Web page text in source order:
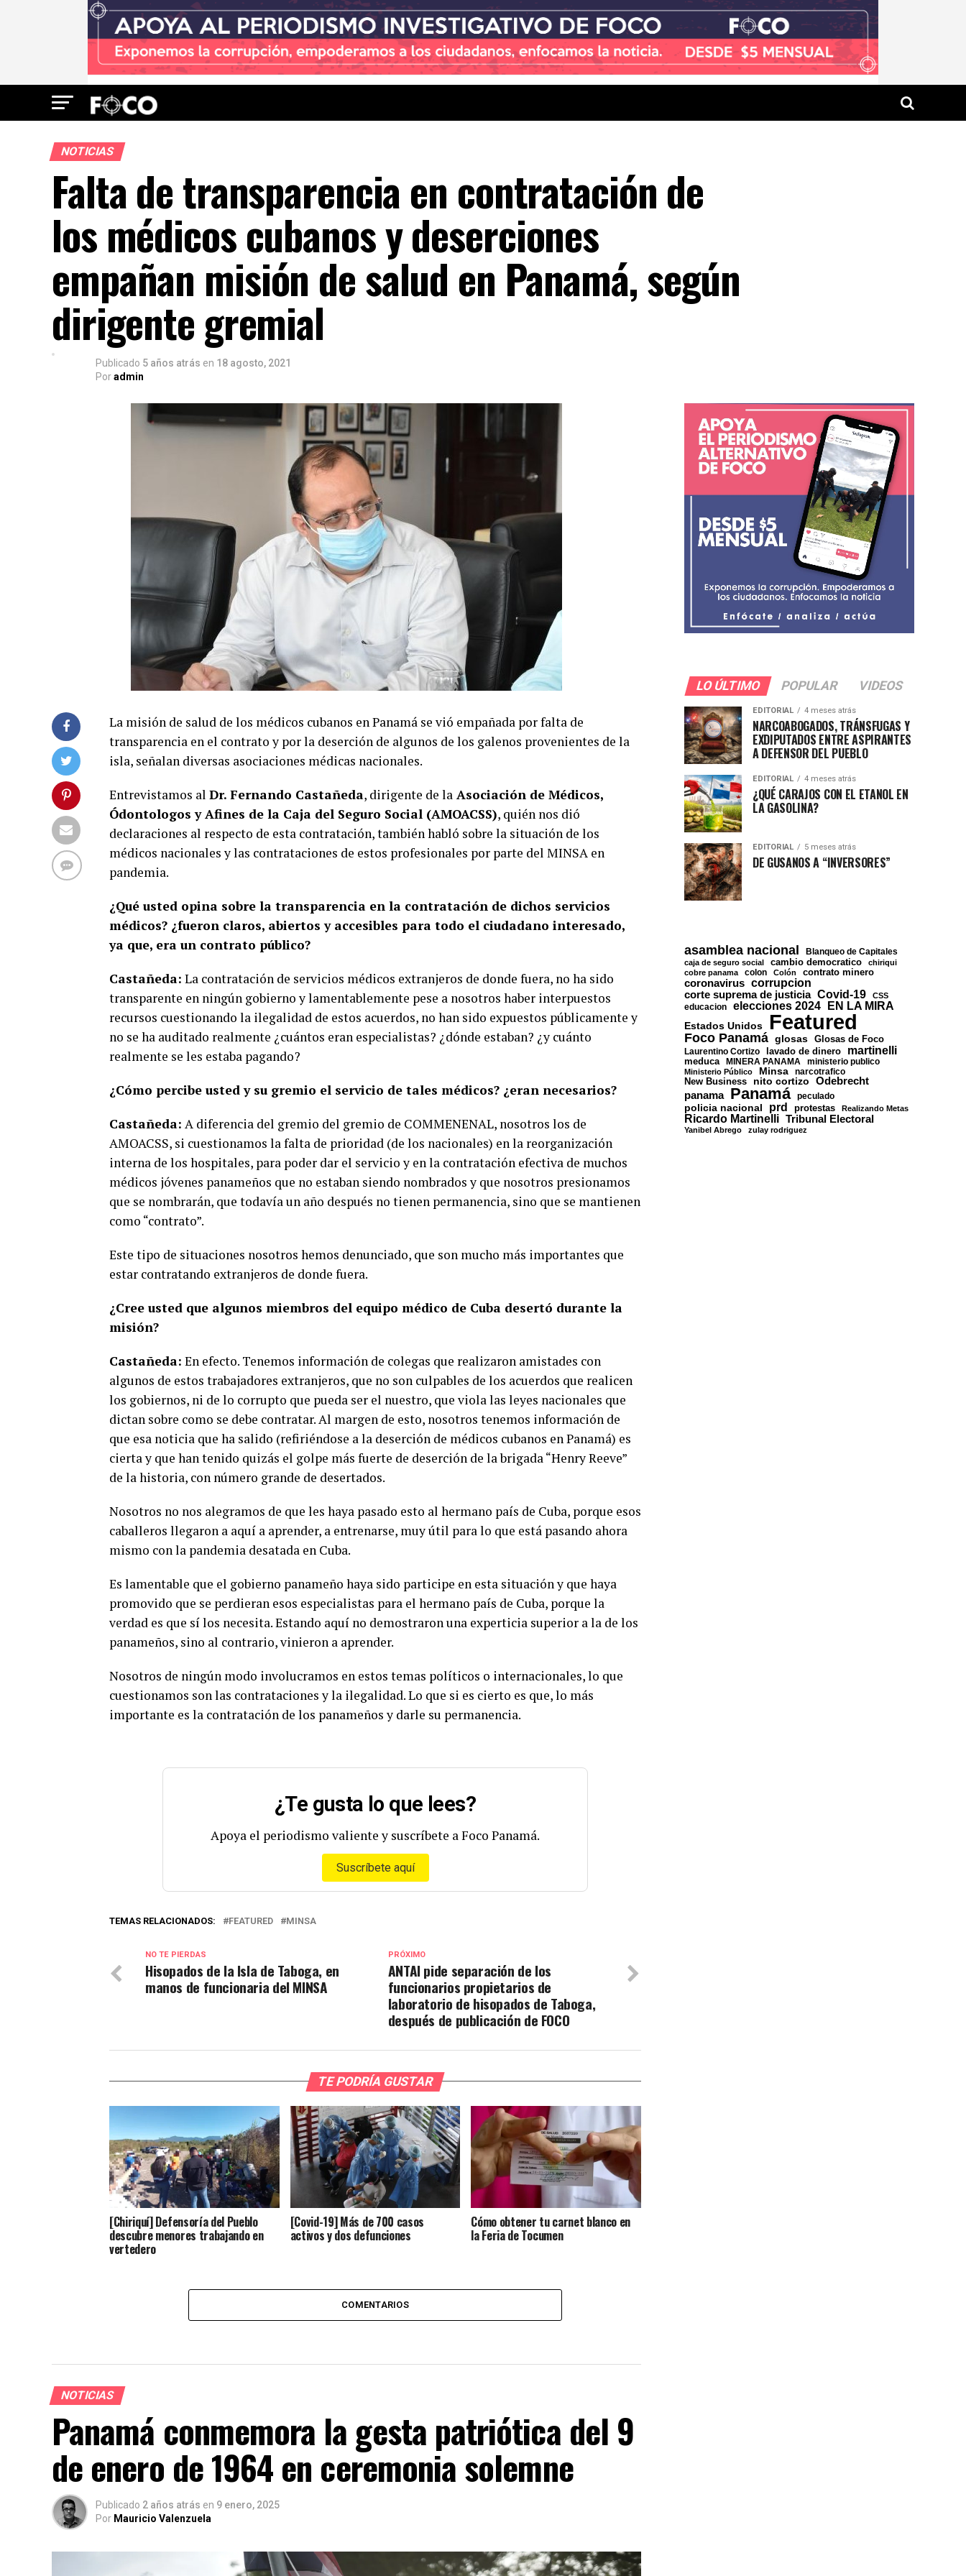
NOTICIAS
Falta de transparencia en contratación de
los médicos cubanos y deserciones
empañan misión de salud en Panamá, según
dirigente gremial
Publicado 5 años atrás en 18 agosto, 2021
Poradmin
La misión de salud de los médicos cubanos en Panamá se vió empañada por falta de
transparencia en el contrato y por la deserción de algunos de los galenos provenientes de la
isla, señalan diversas asociaciones médicas nacionales.
Entrevistamos al Dr. Fernando Castañeda, dirigente de la Asociación de Médicos,
Ódontologos y Afines de la Caja del Seguro Social (AMOACSS), quién nos dió
declaraciones al respecto de esta contratación, también habló sobre la situación de los
médicos nacionales y las contrataciones de estos profesionales por parte del MINSA en
pandemia.
¿Qué usted opina sobre la transparencia en la contratación de dichos servicios
médicos? ¿fueron claros, abiertos y accesibles para todo el ciudadano interesado,
ya que, era un contrato público?
Castañeda: La contratación de servicios médicos extranjeros de donde fuera, no ha sido
transparente en ningún gobierno y lamentablemente pese a nosotros haber interpuestos
recursos cuestionando la ilegalidad de estos acuerdos, no han sido expuestos públicamente y
no se ha auditado realmente ¿cuántos eran especialistas? ¿dónde estaban? ¿y cuánto
realmente se les estaba pagando?
¿Cómo percibe usted y su gremio el servicio de tales médicos? ¿eran necesarios?
Castañeda: A diferencia del gremio del gremio de COMMENENAL, nosotros los de
AMOACSS, si cuestionamos la falta de prioridad (de los nacionales) en la reorganización
interna de los hospitales, para poder dar el servicio y en la contratación efectiva de muchos
médicos jóvenes panameños que no estaban siendo nombrados y que nosotros presionamos
que se nombrarán, que todavía un año después no tienen permanencia, sino que se mantienen
como “contrato”.
Este tipo de situaciones nosotros hemos denunciado, que son mucho más importantes que
estar contratando extranjeros de donde fuera.
¿Cree usted que algunos miembros del equipo médico de Cuba desertó durante la
misión?
Castañeda: En efecto. Tenemos información de colegas que realizaron amistades con
algunos de estos trabajadores extranjeros, que no son culpables de los acuerdos que realicen
los gobiernos, ni de lo corrupto que pueda ser el nuestro, que viola las leyes nacionales que
dictan sobre como se debe contratar. Al margen de esto, nosotros tenemos información de
que esa noticia que ha salido (refiriéndose a la deserción de médicos cubanos en Panamá) es
cierta y que han tenido quizás el golpe más fuerte de deserción de la brigada “Henry Reeve”
de la historia, con número grande de desertados.
Nosotros no nos alegramos de que les haya pasado esto al hermano país de Cuba, porque esos
caballeros llegaron a aquí a aprender, a entrenarse, muy útil para lo que está pasando ahora
mismo con la pandemia desatada en Cuba.
Es lamentable que el gobierno panameño haya sido participe en esta situación y que haya
promovido que se perdieran esos especialistas para el hermano país de Cuba, porque la
verdad es que sí los necesita. Estando aquí no demostraron una experticia superior a la de los
panameños, sino al contrario, vinieron a aprender.
Nosotros de ningún modo involucramos en estos temas políticos o internacionales, lo que
cuestionamos son las contrataciones y la ilegalidad. Lo que si es cierto es que, lo más
importante es la contratación de los panameños y darle su permanencia.
¿Te gusta lo que lees?
Apoya el periodismo valiente y suscríbete a Foco Panamá.
Suscríbete aquí
TEMAS RELACIONADOS: FEATURED MINSA
PRÓXIMO
ANTAI pide separación de los
funcionarios propietarios de
laboratorio de hisopados de Taboga,
después de publicación de FOCO
NO TE PIERDAS
Hisopados de la Isla de Taboga, en
manos de funcionaria del MINSA
TE PODRÍA GUSTAR
[Chiriquí] Defensoría del Pueblo
descubre menores trabajando en
vertedero
[Covid-19] Más de 700 casos
activos y dos defunciones
Cómo obtener tu carnet blanco en
la Feria de Tocumen
COMENTARIOS
NOTICIAS
Panamá conmemora la gesta patriótica del 9
de enero de 1964 en ceremonia solemne
Publicado 2 años atrás en 9 enero, 2025
Por Mauricio Valenzuela
LO ÚLTIMO POPULAR VIDEOS
EDITORIAL 4 meses atrás
NARCOABOGADOS, TRÁNSFUGAS Y
EXDIPUTADOS ENTRE ASPIRANTES
A DEFENSOR DEL PUEBLO
EDITORIAL 4 meses atrás
¿QUÉ CARAJOS CON EL ETANOL EN
LA GASOLINA?
EDITORIAL 5 meses atrás
DE GUSANOS A “INVERSORES”
asamblea nacional Blanqueo de Capitales
caja de seguro social cambio democratico
chiriqui
cobre panama
colon Colón contrato minero
coronavirus corrupcion
corte suprema de justicia Covid-19 CSS
educacion elecciones 2024 EN LA MIRA
Estados Unidos Featured
Foco Panamá glosas Glosas de Foco
Laurentino Cortizo lavado de dinero martinelli
meduca MINERA PANAMA ministerio publico
Ministerio Público Minsa
narcotrafico
New Business
nito cortizo Odebrecht
panama Panamá peculado
policia nacional prd protestas Realizando Metas
Ricardo Martinelli Tribunal Electoral
Yanibel Abrego zulay rodriguez